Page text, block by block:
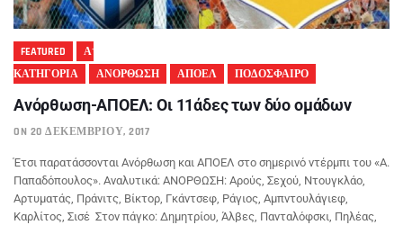
FEATURED
Α'
ΚΑΤΗΓΟΡΙΑ
ΑΝΟΡΘΩΣΗ ΑΠΟΕΛ ΠΟΔΟΣΦΑΙΡΟ
Ανόρθωση-ΑΠΟΕΛ: Οι 11άδες των δύο ομάδων
ON 20 ΔΕΚΕΜΒΡΊΟΥ, 2017
Έτσι παρατάσσονται Ανόρθωση και ΑΠΟΕΛ στο σημερινό ντέρμπι του «Α.
Παπαδόπουλος». Αναλυτικά: ΑΝΟΡΘΩΣΗ: Αρούς, Σεχού, Ντουγκλάο,
Αρτυματάς, Πράνιτς, Βίκτορ, Γκάντσεφ, Ράγιος, Αμπντουλάγιεφ,
Καρλίτος, Σισέ Στον πάγκο: Δημητρίου, Άλβες, Πανταλόφσκι, Πηλέας,